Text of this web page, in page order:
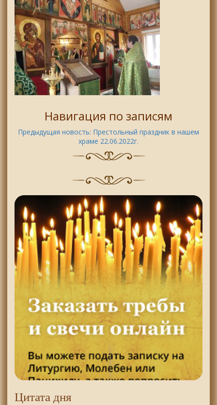
Навигация по записям
Предыдущая новость: Престольный праздник в нашем
храме 22.06.2022г.
Цитата дня